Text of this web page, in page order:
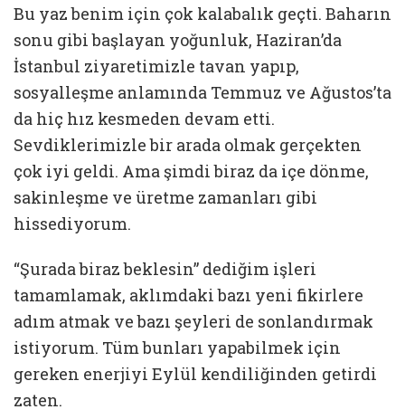
Bu yaz benim için çok kalabalık geçti. Baharın
sonu gibi başlayan yoğunluk, Haziran’da
İstanbul ziyaretimizle tavan yapıp,
sosyalleşme anlamında Temmuz ve Ağustos’ta
da hiç hız kesmeden devam etti.
Sevdiklerimizle bir arada olmak gerçekten
çok iyi geldi. Ama şimdi biraz da içe dönme,
sakinleşme ve üretme zamanları gibi
hissediyorum.
“Şurada biraz beklesin” dediğim işleri
tamamlamak, aklımdaki bazı yeni fikirlere
adım atmak ve bazı şeyleri de sonlandırmak
istiyorum. Tüm bunları yapabilmek için
gereken enerjiyi Eylül kendiliğinden getirdi
zaten.